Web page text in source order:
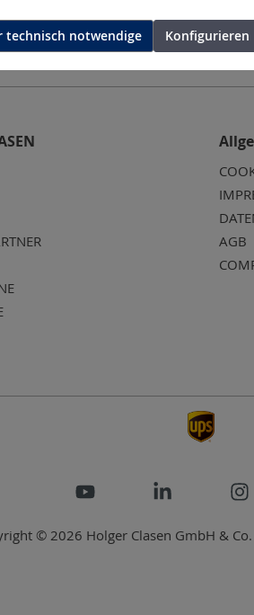
AGB
© 2026 Holger Clasen GmbH &
technisch notwendige Konfigurieren